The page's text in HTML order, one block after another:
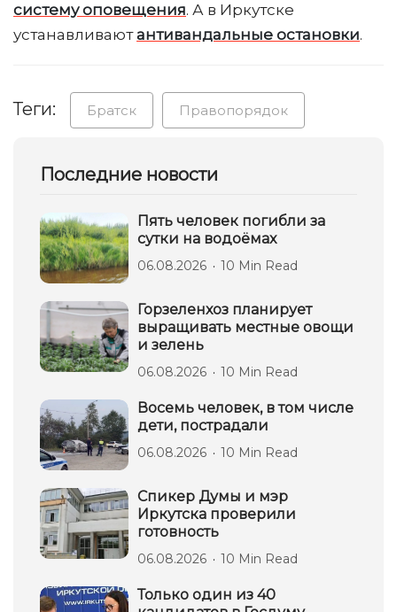
систему оповещения. А в Иркутске
устанавливаютантивандальные остановки.
Теги: Братск Правопорядок
Последние новости
Пять человек погибли за
сутки на водоёмах
06.08.2026 10 Min Read
Горзеленхоз планирует
выращивать местные овощи
и зелень
06.08.2026 10 Min Read
Восемь человек, в том числе
дети, пострадали
06.08.2026 10 Min Read
Спикер Думы и мэр
Иркутска проверили
готовность
06.08.2026 10 Min Read
Только один из 40